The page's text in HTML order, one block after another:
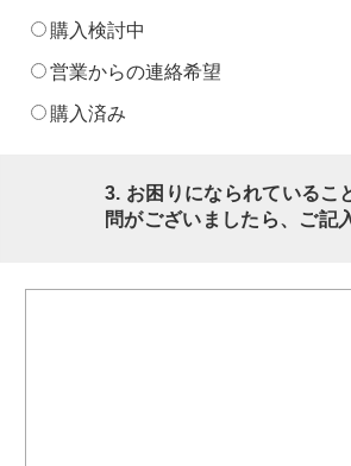
購入検討中
営業からの連絡希望
購入済み
3. お困りになられているこ
問がございましたら、ご記